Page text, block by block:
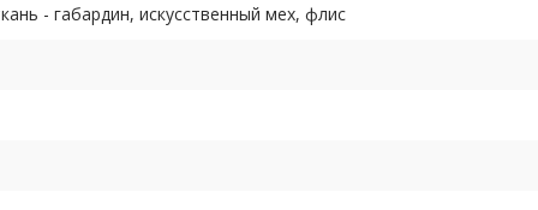
- габардин, искусственный мех, флис